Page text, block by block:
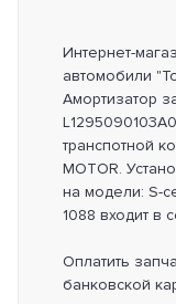
Интернет-
автомобили
Амортизатор
транспотной
MOTOR.
на модели: S-
1088 входит в
Оплатить
банковской